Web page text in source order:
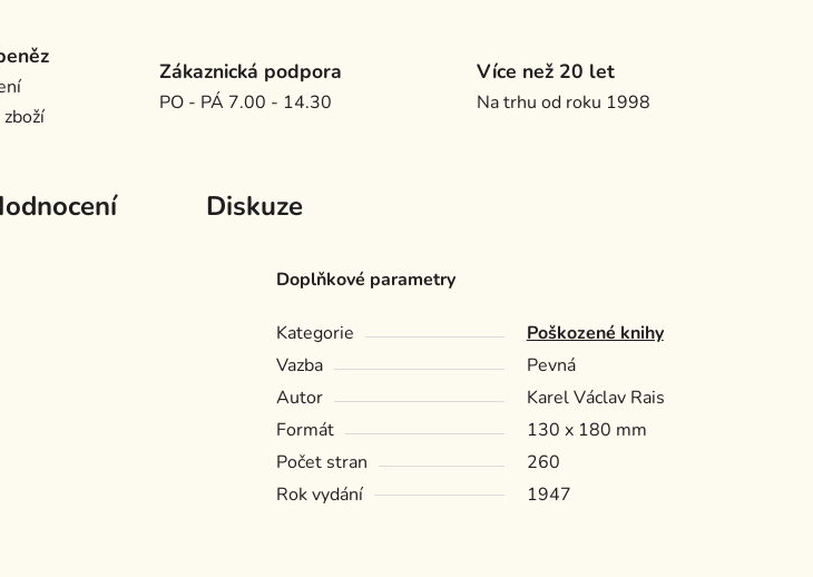
Zákaznická podpora
PO - PÁ 7.00 - 14.30
Více než 20 let
Na trhu od roku 1998
Diskuze
Doplňkové parametry
Kategorie
Poškozené knihy
Vazba
Pevná
Autor
Karel Václav Rais
Formát
130 x 180 mm
Počet stran
260
Rok vydání
1947